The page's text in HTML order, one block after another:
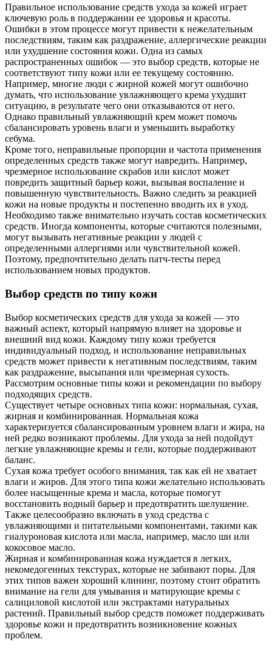
Правильное использование средств ухода за кожей играет
ключевую роль в поддержании ее здоровья и красоты.
Ошибки в этом процессе могут привести к нежелательным
последствиям, таким как раздражение, аллергические реакции
или ухудшение состояния кожи. Одна из самых
распространенных ошибок — это выбор средств, которые не
соответствуют типу кожи или ее текущему состоянию.
Например, многие люди с жирной кожей могут ошибочно
думать, что использование увлажняющего крема ухудшит
ситуацию, в результате чего они отказываются от него.
Однако правильный увлажняющий крем может помочь
сбалансировать уровень влаги и уменьшить выработку
себума.
Кроме того, неправильные пропорции и частота применения
определенных средств также могут навредить. Например,
чрезмерное использование скрабов или кислот может
повредить защитный барьер кожи, вызывая воспаление и
повышенную чувствительность. Важно следить за реакцией
кожи на новые продукты и постепенно вводить их в уход.
Необходимо также внимательно изучать состав косметических
средств. Иногда компоненты, которые считаются полезными,
могут вызывать негативные реакции у людей с
определенными аллергиями или чувствительной кожей.
Поэтому, предпочтительно делать патч-тесты перед
использованием новых продуктов.
Выбор средств по типу кожи
Выбор косметических средств для ухода за кожей — это
важный аспект, который напрямую влияет на здоровье и
внешний вид кожи. Каждому типу кожи требуется
индивидуальный подход, и использование неправильных
средств может привести к негативным последствиям, таким
как раздражение, высыпания или чрезмерная сухость.
Рассмотрим основные типы кожи и рекомендации по выбору
подходящих средств.
Существует четыре основных типа кожи: нормальная, сухая,
жирная и комбинированная. Нормальная кожа
характеризуется сбалансированным уровнем влаги и жира, на
ней редко возникают проблемы. Для ухода за ней подойдут
легкие увлажняющие кремы и гели, которые поддерживают
баланс.
Сухая кожа требует особого внимания, так как ей не хватает
влаги и жиров. Для этого типа кожи желательно использовать
более насыщенные крема и масла, которые помогут
восстановить водный барьер и предотвратить шелушение.
Также целесообразно включать в уход средства с
увлажняющими и питательными компонентами, такими как
гиалуроновая кислота или масла, например, масло ши или
кокосовое масло.
Жирная и комбинированная кожа нуждается в легких,
некомедогенных текстурах, которые не забивают поры. Для
этих типов важен хороший клининг, поэтому стоит обратить
внимание на гели для умывания и матирующие кремы с
салициловой кислотой или экстрактами натуральных
растений. Правильный выбор средств поможет поддерживать
здоровье кожи и предотвратить возникновение кожных
проблем.